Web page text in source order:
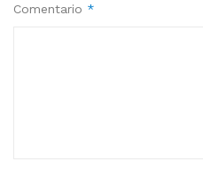
Comentario *